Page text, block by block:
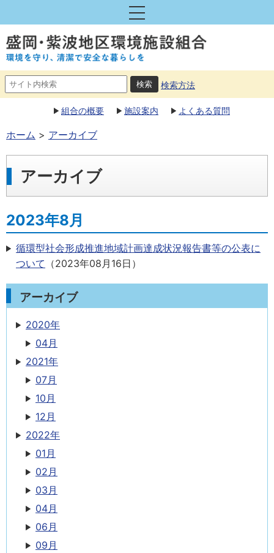
検索方法
組合の概要 施設案内 よくある質問
ホーム アーカイブ
アーカイブ
2023年8月
循環型社会形成推進地域計画達成状況報告書等の公表に
ついて （2023年08月16日 ）
アーカイブ
2020年
04月
2021年
07月
10月
12月
2022年
01月
02月
03月
04月
06月
09月